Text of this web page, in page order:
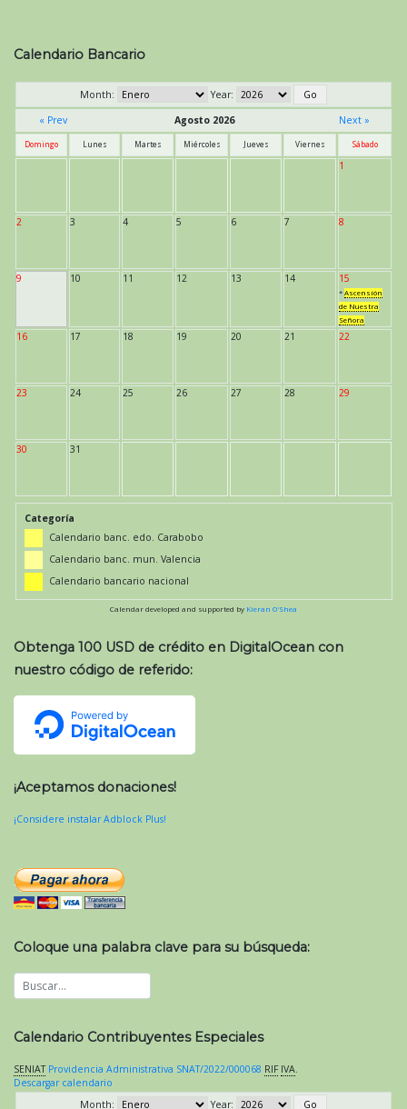
Calendario Bancario
Month:
Year:
« Prev
Agosto 2026 Next »
Domingo Lunes Martes Miércoles Jueves Viernes Sábado
1
2 3 4 5 6 7 8
9 10 11 12 13 14 15
* Ascensión
de Nuestra
Señora
16 17 18 19 20 21 22
23 24 25 26 27 28 29
30 31
Categoría
Calendario banc. edo. Carabobo
Calendario banc. mun. Valencia
Calendario bancario nacional
Calendar developed and supported by Kieran O'Shea
Obtenga 100 USD de crédito en DigitalOcean con
nuestro código de referido:
¡Aceptamos donaciones!
¡Considere instalar Adblock Plus!
Coloque una palabra clave para su búsqueda:
Calendario Contribuyentes Especiales
SENIAT Providencia Administrativa SNAT/2022/000068 RIF IVA.
Descargar calendario
Month:
Year: